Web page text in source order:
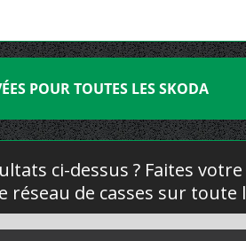
POUR TOUTES LES SKODA
ci-dessus ? Faites
de casses sur toute